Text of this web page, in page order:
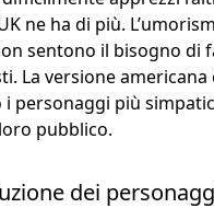
ne ha di più.
sentono il bisogno di
La versione
personaggi più
pubblico.
dei